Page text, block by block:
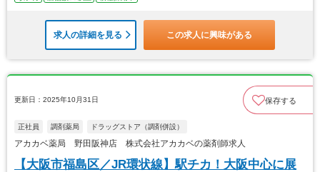
求人の詳細を見る この求人に興味がある
更新日：2025年10月31日 保存する
正社員 調剤薬局 ドラッグストア（調剤併設）
アカカベ薬局 野田阪神店 株式会社アカカベの薬剤師求人
【大阪市福島区／JR環状線】駅チカ！大阪中心に展